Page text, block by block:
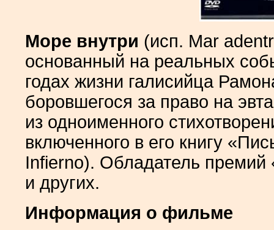
Море внутри (исп. Mar
основанный на реальных
годах жизни галисийца
боровшегося за право на
из одноименного
включенного в его книгу
Infierno). Обладатель премий
и других.
Информация о фильме